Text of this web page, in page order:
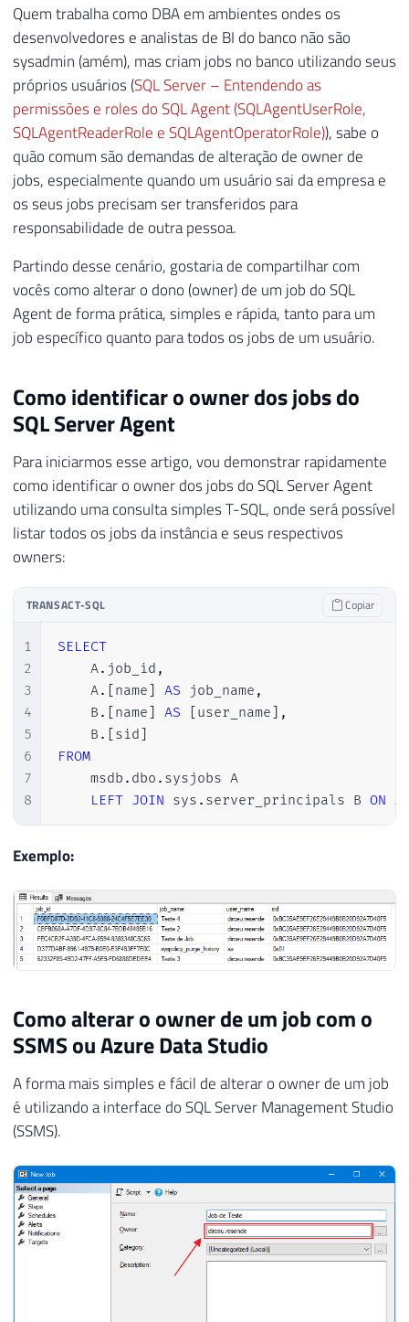
Quem trabalha como DBA em ambientes ondes os
desenvolvedores e analistas de BI do banco não são
sysadmin (amém), mas criam jobs no banco utilizando seus
próprios usuários (SQL Server – Entendendo as
permissões e roles do SQL Agent (SQLAgentUserRole,
SQLAgentReaderRole e SQLAgentOperatorRole)), sabe o
quão comum são demandas de alteração de owner de
jobs, especialmente quando um usuário sai da empresa e
os seus jobs precisam ser transferidos para
responsabilidade de outra pessoa.
Partindo desse cenário, gostaria de compartilhar com
vocês como alterar o dono (owner) de um job do SQL
Agent de forma prática, simples e rápida, tanto para um
job específico quanto para todos os jobs de um usuário.
Como identificar o owner dos jobs do
SQL Server Agent
Para iniciarmos esse artigo, vou demonstrar rapidamente
como identificar o owner dos jobs do SQL Server Agent
utilizando uma consulta simples T-SQL, onde será possível
listar todos os jobs da instância e seus respectivos
owners:
TRANSACT-SQL Copiar
1
2
3
4
5
6
7
8
SELECT
    A
. job_id ,
    A
. [name] AS job_name ,
    B
. [name] AS [user_name] ,
    B
. [sid]
FROM
    msdb
. dbo . sysjobs A
LEFT JOIN sys . server_principals B ON A
Exemplo:
Como alterar o owner de um job com o
SSMS ou Azure Data Studio
A forma mais simples e fácil de alterar o owner de um job
é utilizando a interface do SQL Server Management Studio
(SSMS).